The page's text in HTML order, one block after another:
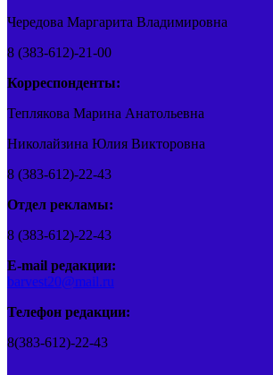
Чередова Маргарита Владимировна
8 (383-612)-21-00
Корреспонденты:
Теплякова Марина Анатольевна
Николайзина Юлия Викторовна
8 (383-612)-22-43
Отдел рекламы:
8 (383-612)-22-43
E-mail редакции:
barvest20@mail.ru
Телефон редакции:
8(383-612)-22-43